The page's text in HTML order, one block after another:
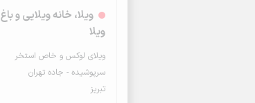
ویلا، خانه ویلایی و باغ
ویلا
ویلای لوکس و خاص استخر
سرپوشیده - جاده تهران
تبریز